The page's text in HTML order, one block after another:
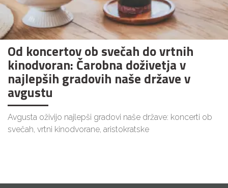
Od koncertov ob svečah do vrtnih
kinodvoran: Čarobna doživetja v
najlepših gradovih naše države v
avgustu
Avgusta oživijo najlepši gradovi naše države: koncerti ob
svečah, vrtni kinodvorane, aristokratske